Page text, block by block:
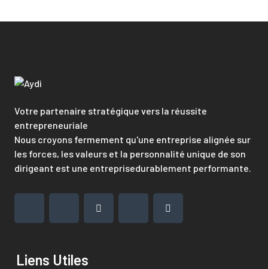
Votre partenaire stratégique vers la réussite
entrepreneuriale
Nous croyons fermement qu'une entreprise alignée sur
les forces, les valeurs et la personnalité unique de son
dirigeant est une entreprisedurablement performante.
Liens Utiles